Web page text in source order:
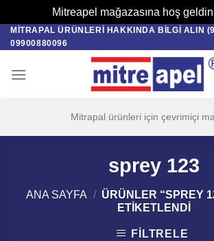
Mitreapel mağazasına hoş
Skip
to
MITRAPAL ÜRÜNLERI HAKKINDA BILGI ALIN (9 الی 18)
09900880096
Mitrapal ürünleri için çevrimiçi
sprey 123
ANA SAYFA / ÜRÜNLER “SPREY
ETIKETLENDI
FILTRELE